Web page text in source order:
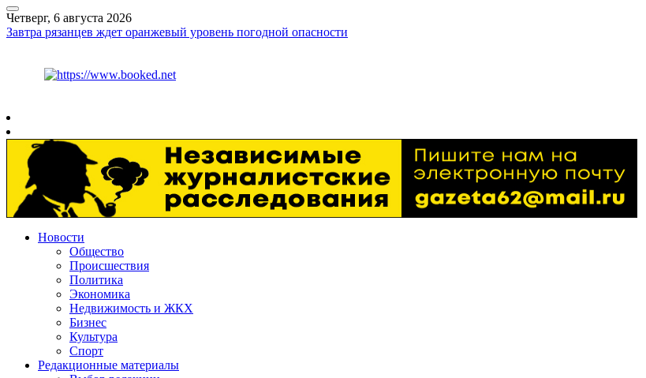
Четверг, 6 августа 2026
Завтра рязанцев ждет оранжевый уровень погодной опасности
Новости
Общество
Происшествия
Политика
Экономика
Недвижимость и ЖКХ
Бизнес
Культура
Спорт
Редакционные материалы